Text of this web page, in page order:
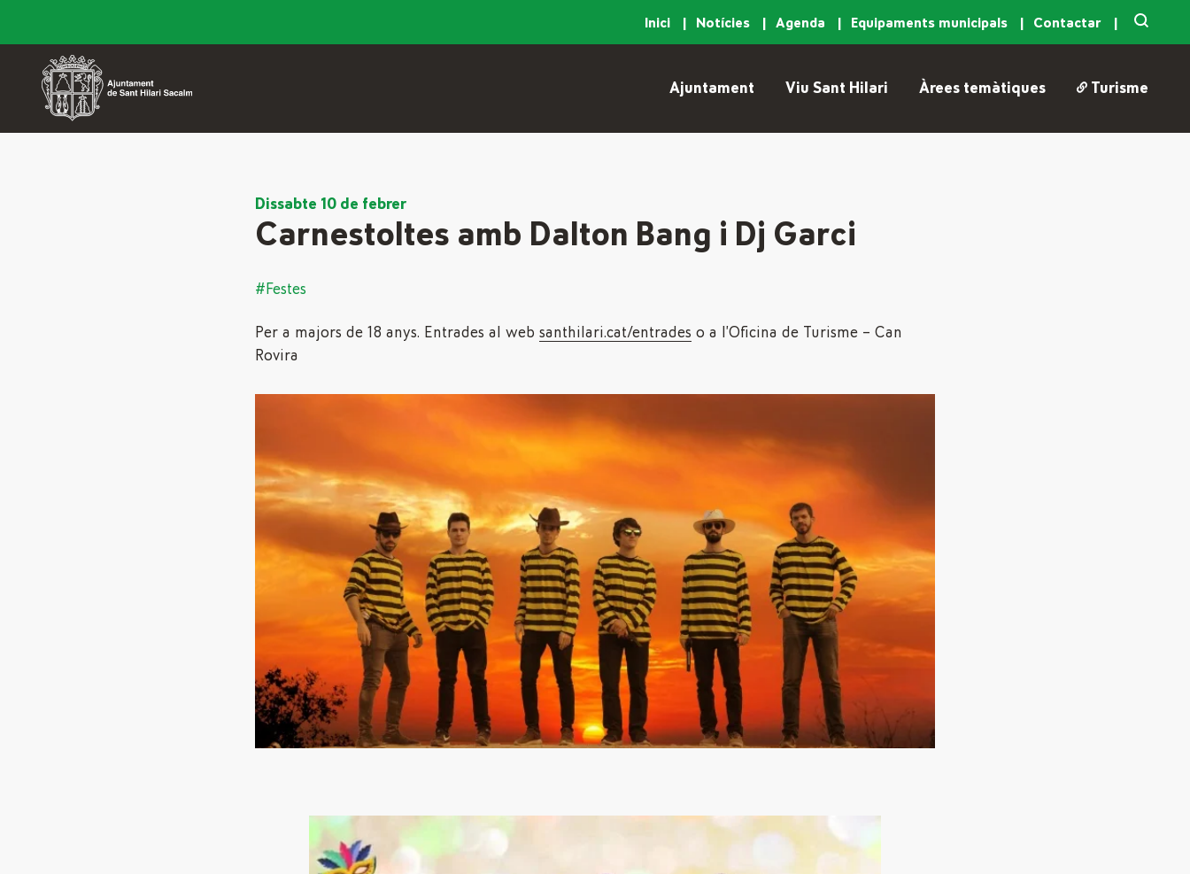
Inici Notícies Agenda Equipaments municipals Contactar
Ajuntament Viu Sant Hilari Àrees temàtiques Turisme
Dissabte 10 de febrer
Carnestoltes amb Dalton Bang i Dj Garci
#Festes
Per a majors de 18 anys. Entrades al web santhilari.cat/entrades o a l’Oficina de Turisme – Can
Rovira